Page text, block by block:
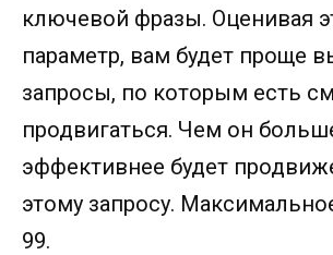
ключевой фразы. Оценивая
параметр, вам будет проще
запросы, по которым есть
продвигаться. Чем он
эффективнее будет
этому запросу.
99.